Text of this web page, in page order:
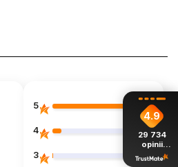
5 88%
4 11%
3 1%
4.9
29 734
opinii
z całego
okresu